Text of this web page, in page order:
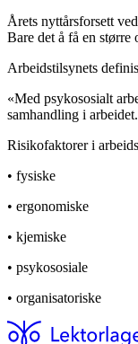
Årets nyttårsforsett
Bare det å få en
Arbeidstilsynets
«Med psykososialt
samhandling i
Risikofaktorer i
• fysiske
• ergonomiske
• kjemiske
• psykososiale
• organisatoriske